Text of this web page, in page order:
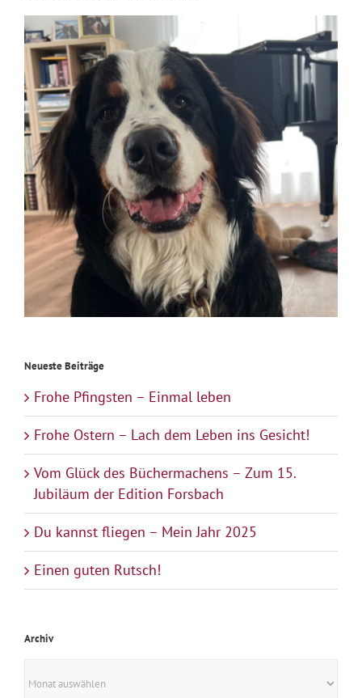
Neueste Beiträge
Frohe Pfingsten – Einmal leben
Frohe Ostern – Lach dem Leben ins Gesicht!
Vom Glück des Büchermachens – Zum 15.
Jubiläum der Edition Forsbach
Du kannst fliegen – Mein Jahr 2025
Einen guten Rutsch!
Archiv